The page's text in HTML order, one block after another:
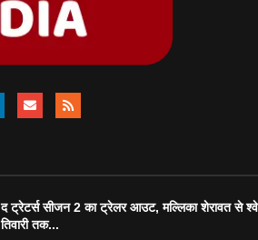
द ट्रेटर्स सीजन 2 का ट्रेलर आउट, मल्लिका शेरावत से
तिवारी तक...